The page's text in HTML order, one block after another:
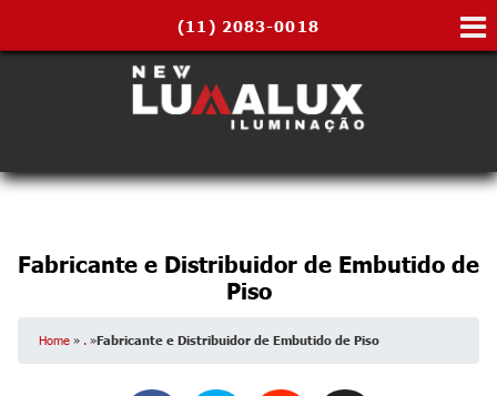
(11) 2083-0018
Fabricante e Distribuidor de Embutido de
Piso
Home » . »Fabricante e Distribuidor de Embutido de Piso